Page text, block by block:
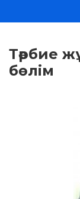
Тәрбие
бөлім